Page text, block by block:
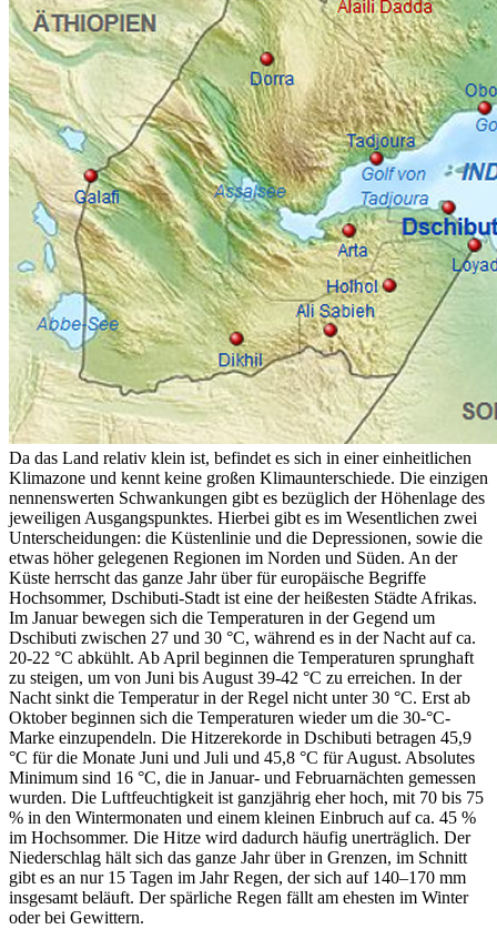
Da das Land relativ klein ist, befindet es sich in einer einheitlichen
Klimazone und kennt keine großen Klimaunterschiede. Die einzigen
nennenswerten Schwankungen gibt es bezüglich der Höhenlage des
jeweiligen Ausgangspunktes. Hierbei gibt es im Wesentlichen zwei
Unterscheidungen: die Küstenlinie und die Depressionen, sowie die
etwas höher gelegenen Regionen im Norden und Süden. An der
Küste herrscht das ganze Jahr über für europäische Begriffe
Hochsommer, Dschibuti-Stadt ist eine der heißesten Städte Afrikas.
Im Januar bewegen sich die Temperaturen in der Gegend um
Dschibuti zwischen 27 und 30 °C, während es in der Nacht auf ca.
20-22 °C abkühlt. Ab April beginnen die Temperaturen sprunghaft
zu steigen, um von Juni bis August 39-42 °C zu erreichen. In der
Nacht sinkt die Temperatur in der Regel nicht unter 30 °C. Erst ab
Oktober beginnen sich die Temperaturen wieder um die 30-°C-
Marke einzupendeln. Die Hitzerekorde in Dschibuti betragen 45,9
°C für die Monate Juni und Juli und 45,8 °C für August. Absolutes
Minimum sind 16 °C, die in Januar- und Februarnächten gemessen
wurden. Die Luftfeuchtigkeit ist ganzjährig eher hoch, mit 70 bis 75
% in den Wintermonaten und einem kleinen Einbruch auf ca. 45 %
im Hochsommer. Die Hitze wird dadurch häufig unerträglich. Der
Niederschlag hält sich das ganze Jahr über in Grenzen, im Schnitt
gibt es an nur 15 Tagen im Jahr Regen, der sich auf 140–170 mm
insgesamt beläuft. Der spärliche Regen fällt am ehesten im Winter
oder bei Gewittern.